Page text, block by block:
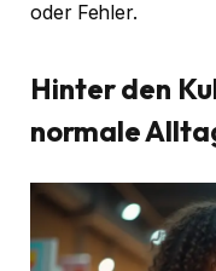
oder Fehler.
Hinter den
normale